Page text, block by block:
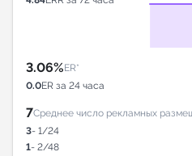
3.06%ER*
0.0ER за 24 часа
7Среднее число рекламных
3- 1/24
1- 2/48